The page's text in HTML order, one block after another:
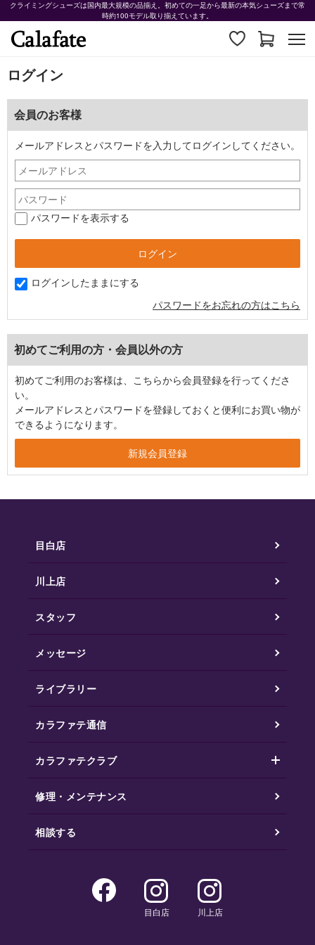
クライミングシューズは国内最大規模の品揃え。初めての一足から最新の本気シューズまで常
時約100モデル取り揃えています。
ログイン
会員のお客様
メールアドレスとパスワードを入力してログインしてください。
パスワードを表示する
ログインしたままにする
パスワードをお忘れの方はこちら
初めてご利用の方・会員以外の方
初めてご利用のお客様は、こちらから会員登録を行ってくださ
い。
メールアドレスとパスワードを登録しておくと便利にお買い物が
できるようになります。
目白店
川上店
スタッフ
メッセージ
ライブラリー
カラファテ通信
カラファテクラブ
修理・メンテナンス
相談する
目白店 川上店